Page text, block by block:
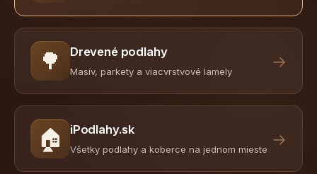
🌳 Drevené podlahy
Masív, parkety a viacvrstvové lamely
→
🏠 iPodlahy.sk
Všetky podlahy a koberce na jednom mieste
→